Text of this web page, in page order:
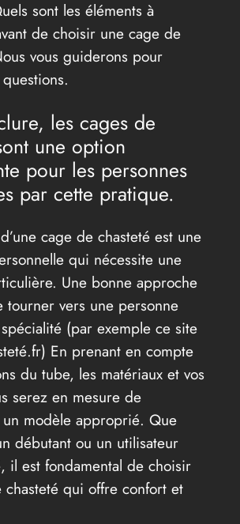
sont les éléments à
de choisir une cage de
vous guiderons pour
les cages de
une option
pour les personnes
par cette pratique.
cage de chasteté est une
qui nécessite une
Une bonne approche
tourner vers une personne
(par exemple ce site
En prenant en compte
du tube, les matériaux et vos
serez en mesure de
modèle approprié. Que
débutant ou un utilisateur
il est fondamental de choisir
chasteté qui offre confort et